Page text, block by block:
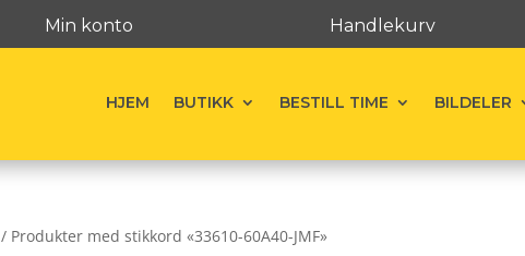
Min konto Handlekurv
HJEM BUTIKK BESTILL TIME BILDELER
/ Produkter med stikkord «33610-60A40-JMF»